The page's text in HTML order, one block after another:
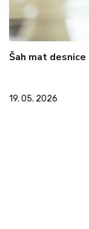
Šah mat desnice
19. 05. 2026